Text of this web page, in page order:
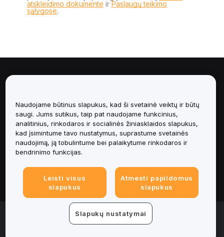
atskleidimo dokumente irPaslaugų teikimo
sąlygose.
Paslaugos
Pagalba
Produktai
Teisinė informacija
© 2025-2026 Bybit.eu. Visos teisės saugomos.
Naudojame būtinus slapukus, kad ši svetainė veiktų ir būtų
saugi. Jums sutikus, taip pat naudojame funkcinius,
analitinius, rinkodaros ir socialinės žiniasklaidos slapukus,
kad įsimintume tavo nustatymus, suprastume svetainės
naudojimą, ją tobulintume bei palaikytume rinkodaros ir
bendrinimo funkcijas.
Leisti visus
slapukus
Atmesti papildomus
slapukus
Slapukų nustatymai